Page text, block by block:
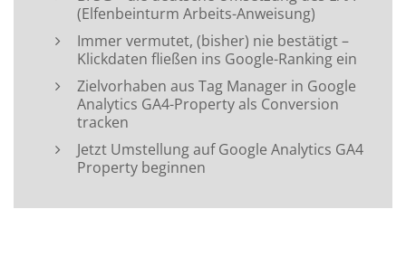
(Elfenbeinturm Arbeits-Anweisung)
Immer vermutet, (bisher) nie bestätigt –
Klickdaten fließen ins Google-Ranking ein
Zielvorhaben aus Tag Manager in Google
Analytics GA4-Property als Conversion
tracken
Jetzt Umstellung auf Google Analytics GA4
Property beginnen